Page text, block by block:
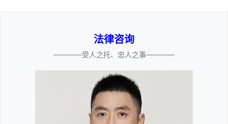
法律咨询
————受人之托、忠人之事————